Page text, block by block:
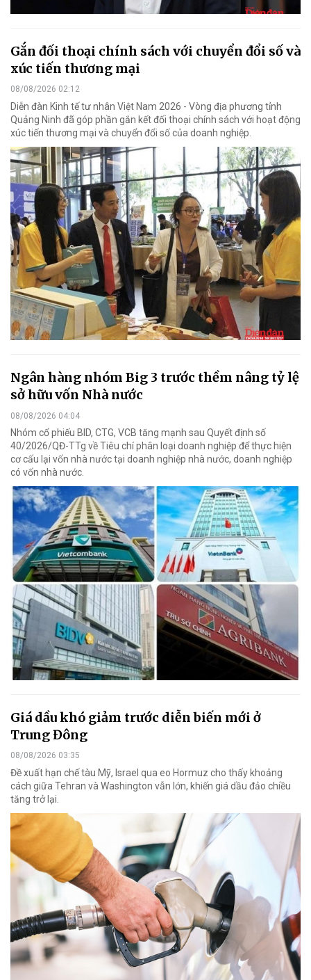
Gắn đối thoại chính sách với chuyển đổi số và
xúc tiến thương mại
08/08/2026 02:12
Diễn đàn Kinh tế tư nhân Việt Nam 2026 - Vòng địa phương tỉnh
Quảng Ninh đã góp phần gắn kết đối thoại chính sách với hoạt động
xúc tiến thương mại và chuyển đổi số của doanh nghiệp.
Ngân hàng nhóm Big 3 trước thềm nâng tỷ lệ
sở hữu vốn Nhà nước
08/08/2026 04:04
Nhóm cổ phiếu BID, CTG, VCB tăng mạnh sau Quyết định số
40/2026/QĐ-TTg về Tiêu chí phân loại doanh nghiệp để thực hiện
cơ cấu lại vốn nhà nước tại doanh nghiệp nhà nước, doanh nghiệp
có vốn nhà nước.
Giá dầu khó giảm trước diễn biến mới ở
Trung Đông
08/08/2026 03:35
Đề xuất hạn chế tàu Mỹ, Israel qua eo Hormuz cho thấy khoảng
cách giữa Tehran và Washington vẫn lớn, khiến giá dầu đảo chiều
tăng trở lại.